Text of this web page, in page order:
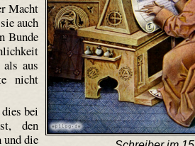
Macht
auch
Bunde
aus
nicht
bei
den
und die